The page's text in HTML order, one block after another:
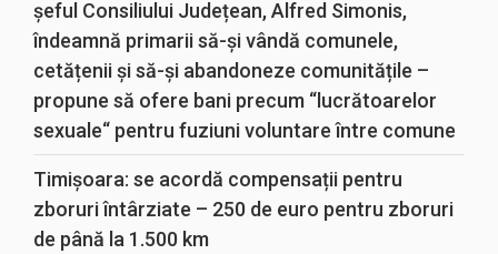
șeful Consiliului Județean, Alfred Simonis,
îndeamnă primarii să-și vândă comunele,
cetățenii și să-și abandoneze comunitățile –
propune să ofere bani precum “lucrătoarelor
sexuale“ pentru fuziuni voluntare între comune
Timișoara: se acordă compensații pentru
zboruri întârziate – 250 de euro pentru zboruri
de până la 1.500 km